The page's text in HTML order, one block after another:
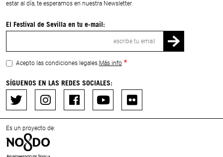
estar al día, te esperamos en nuestra Newsletter.
El Festival de Sevilla en tu e-mail:
Acepto las condiciones legales.Más info
SÍGUENOS EN LAS REDES SOCIALES:
Es un proyecto de: